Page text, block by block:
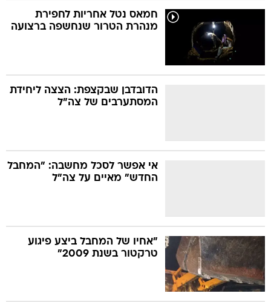
חמאס נטל אחריות לחפירת
מנהרת הטרור שנחשפה ברצועה
הדובדבן שבקצפת: הצצה ליחידת
המסתערבים של צה"ל
אי אפשר לסכל מחשבה: "המחבל
החדש" מאיים על צה"ל
"אחיו של המחבל ביצע פיגוע
טרקטור בשנת 2009"